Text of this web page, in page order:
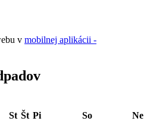
v mobilnej aplikácii -
St Št Pi So
Ne